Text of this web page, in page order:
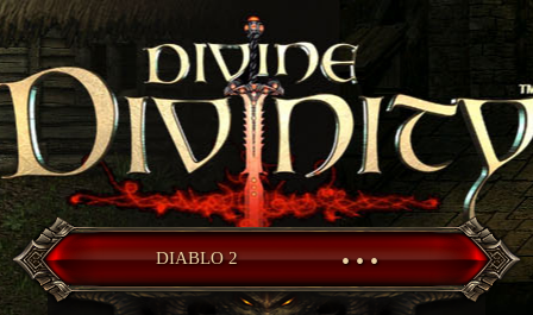
DIABLO 2 • • •